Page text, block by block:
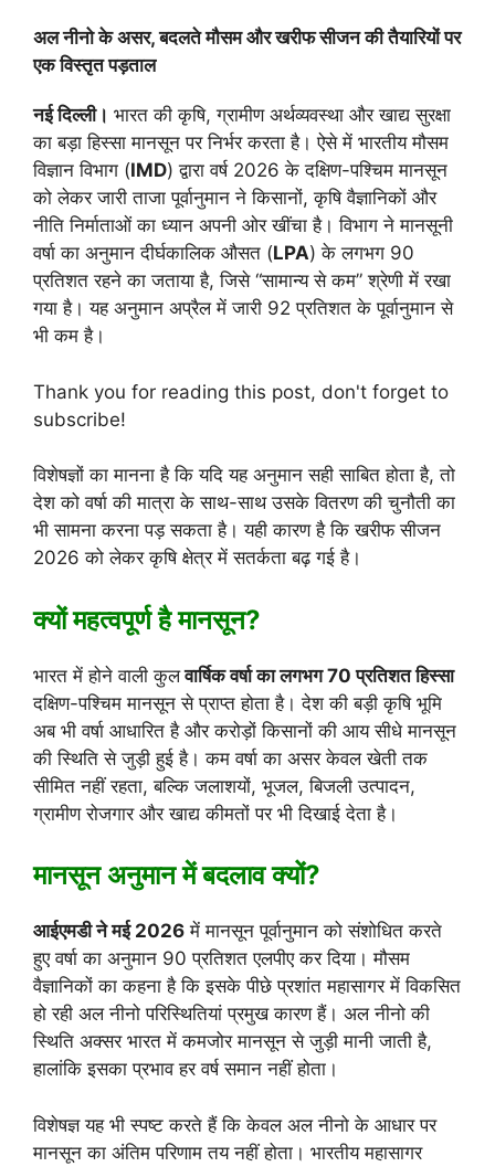
अल नीनो के असर, बदलते मौसम और खरीफ सीजन की तैयारियों पर
एक विस्तृत पड़ताल
नई दिल्ली। भारत की कृषि, ग्रामीण अर्थव्यवस्था और खाद्य सुरक्षा
का बड़ा हिस्सा मानसून पर निर्भर करता है। ऐसे में भारतीय मौसम
विज्ञान विभाग (IMD) द्वारा वर्ष 2026 के दक्षिण-पश्चिम मानसून
को लेकर जारी ताजा पूर्वानुमान ने किसानों, कृषि वैज्ञानिकों और
नीति निर्माताओं का ध्यान अपनी ओर खींचा है। विभाग ने मानसूनी
वर्षा का अनुमान दीर्घकालिक औसत (LPA) के लगभग 90
प्रतिशत रहने का जताया है, जिसे “सामान्य से कम” श्रेणी में रखा
गया है। यह अनुमान अप्रैल में जारी 92 प्रतिशत के पूर्वानुमान से
भी कम है।
Thank you for reading this post, don't forget to
subscribe!
विशेषज्ञों का मानना है कि यदि यह अनुमान सही साबित होता है, तो
देश को वर्षा की मात्रा के साथ-साथ उसके वितरण की चुनौती का
भी सामना करना पड़ सकता है। यही कारण है कि खरीफ सीजन
2026 को लेकर कृषि क्षेत्र में सतर्कता बढ़ गई है।
क्यों महत्वपूर्ण है मानसून?
भारत में होने वाली कुलवार्षिक वर्षा का लगभग 70 प्रतिशत हिस्सा
दक्षिण-पश्चिम मानसून से प्राप्त होता है। देश की बड़ी कृषि भूमि
अब भी वर्षा आधारित है और करोड़ों किसानों की आय सीधे मानसून
की स्थिति से जुड़ी हुई है। कम वर्षा का असर केवल खेती तक
सीमित नहीं रहता, बल्कि जलाशयों, भूजल, बिजली उत्पादन,
ग्रामीण रोजगार और खाद्य कीमतों पर भी दिखाई देता है।
मानसून अनुमान में बदलाव क्यों?
आईएमडी ने मई 2026 में मानसून पूर्वानुमान को संशोधित करते
हुए वर्षा का अनुमान 90 प्रतिशत एलपीए कर दिया। मौसम
वैज्ञानिकों का कहना है कि इसके पीछे प्रशांत महासागर में विकसित
हो रही अल नीनो परिस्थितियां प्रमुख कारण हैं। अल नीनो की
स्थिति अक्सर भारत में कमजोर मानसून से जुड़ी मानी जाती है,
हालांकि इसका प्रभाव हर वर्ष समान नहीं होता।
विशेषज्ञ यह भी स्पष्ट करते हैं कि केवल अल नीनो के आधार पर
मानसून का अंतिम परिणाम तय नहीं होता। भारतीय महासागर